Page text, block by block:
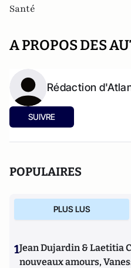
Santé
A PROPOS DES
Rédaction
SUIVRE
POPULAIRES
PLUS LUS
1Jean Dujardin & Laetitia
nouveaux amours,